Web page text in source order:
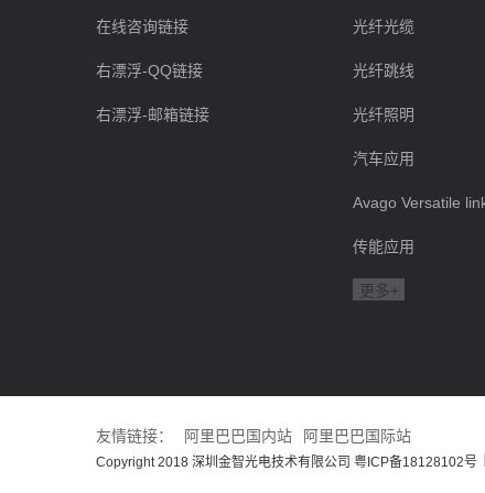
在线咨询链接
右漂浮-QQ链接
右漂浮-邮箱链接
光纤光缆
光纤跳线
光纤照明
汽车应用
Avago Versatile
传能应用
更多+
友情链接： 阿里巴巴国内站 阿里巴巴国际站
Copyright 2018 深圳金智光电技术有限公司 粤ICP备18128102号